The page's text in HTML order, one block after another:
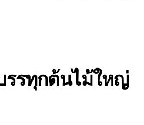
รรทุกต้นไม้ใหญ่